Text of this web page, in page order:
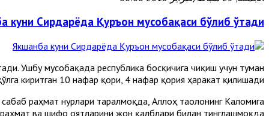
куни Сирдарёда Қуръон мусобақаси бўлиб ўтади
Ушбу мусобақада республика босқичига чиқиш учун туман
киритган 10 нафар қори, 4 нафар қория ҳаракат қилишади.
раҳмат нурлари таралмоқда, Аллоҳ таолонинг Каломига
ва шифо оятларини жон қалблари билан тинглашмоқда.